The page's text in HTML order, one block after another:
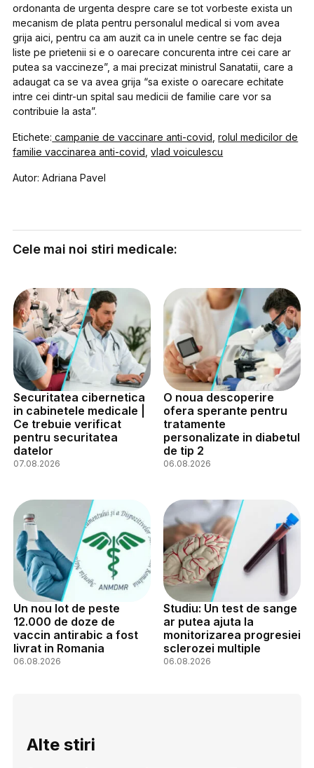
ordonanta de urgenta despre care se tot vorbeste exista un
mecanism de plata pentru personalul medical si vom avea
grija aici, pentru ca am auzit ca in unele centre se fac deja
liste pe prietenii si e o oarecare concurenta intre cei care ar
putea sa vaccineze”, a mai precizat ministrul Sanatatii, care a
adaugat ca se va avea grija “sa existe o oarecare echitate
intre cei dintr-un spital sau medicii de familie care vor sa
contribuie la asta”.
Etichete: campanie de vaccinare anti-covid ,rolul medicilor de
familie vaccinarea anti-covid ,vlad voiculescu
Autor: Adriana Pavel
Cele mai noi stiri medicale:
Securitatea cibernetica
in cabinetele medicale |
Ce trebuie verificat
pentru securitatea
datelor
07.08.2026
O noua descoperire
ofera sperante pentru
tratamente
personalizate in diabetul
de tip 2
06.08.2026
Un nou lot de peste
12.000 de doze de
vaccin antirabic a fost
livrat in Romania
06.08.2026
Studiu: Un test de sange
ar putea ajuta la
monitorizarea progresiei
sclerozei multiple
06.08.2026
Alte stiri